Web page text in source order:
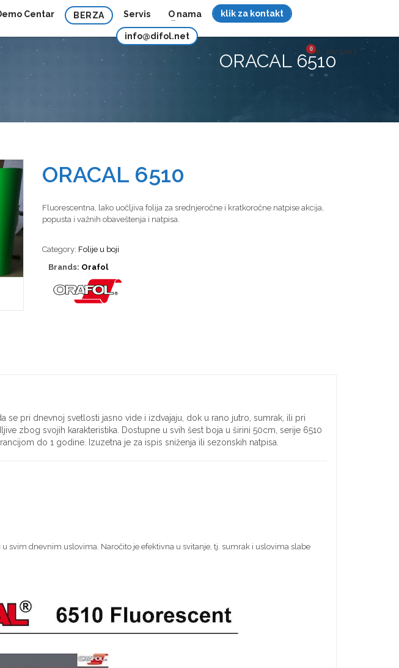
Centar BERZA Servis O nama klik za kontakt
info@difol.net
MY CART
ORACAL 6510
ORACAL 6510
Fluorescentna, lako uočljiva folija za srednjeročne i kratkoročne natpise akcija,
popusta i važnih obaveštenja i natpisa.
Category: Folije u boji
Brands: Orafol
se pri dnevnoj svetlosti jasno vide i izdvajaju, dok u rano jutro, sumrak, ili pri
zbog svojih karakteristika. Dostupne u svih šest boja u širini 50cm, serije 6510
do 1 godine. Izuzetna je za ispis sniženja ili sezonskih natpisa.
u svim dnevnim uslovima. Naročito je efektivna u svitanje, tj. sumrak i uslovima slabe